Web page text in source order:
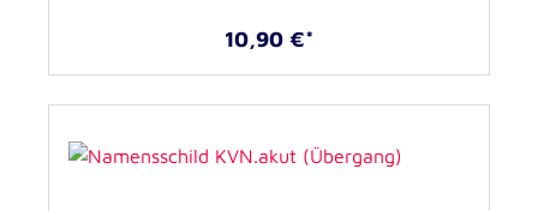
10,90 €*